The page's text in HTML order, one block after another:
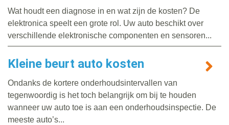
Wat houdt een diagnose in en wat zijn de kosten? De
elektronica speelt een grote rol. Uw auto beschikt over
verschillende elektronische componenten en sensoren...
Kleine beurt auto kosten
Ondanks de kortere onderhoudsintervallen van
tegenwoordig is het toch belangrijk om bij te houden
wanneer uw auto toe is aan een onderhoudsinspectie. De
meeste auto’s...